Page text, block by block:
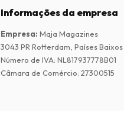
Informações da empresa
Empresa: Maja Magazines
3043 PR Rotterdam, Países Baixos
Número de IVA: NL817937778B01
Câmara de Comércio: 27300515